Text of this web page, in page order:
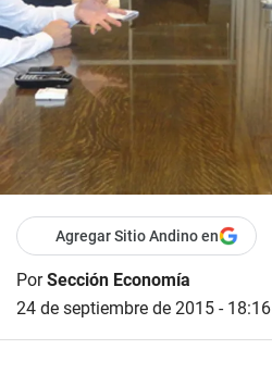
Agregar Sitio Andino en
PorSección Economía
24 de septiembre de 2015 - 18:16